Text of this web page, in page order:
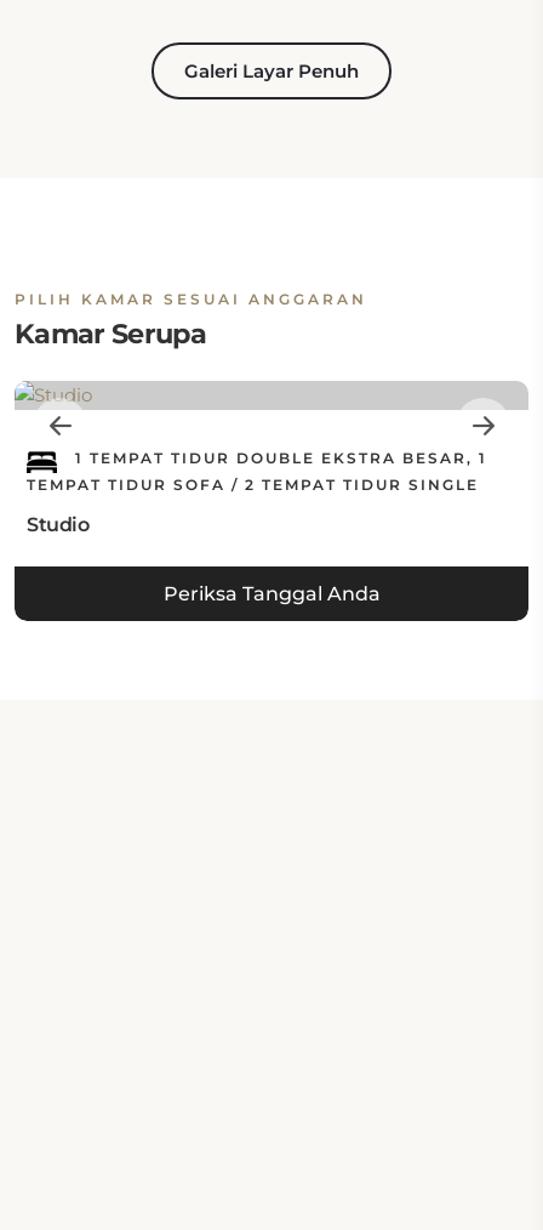
Galeri Layar Penuh
PILIH KAMAR SESUAI ANGGARAN
Kamar Serupa
1 TEMPAT TIDUR DOUBLE EKSTRA BESAR, 1
TEMPAT TIDUR SOFA / 2 TEMPAT TIDUR SINGLE
Studio
Periksa Tanggal Anda